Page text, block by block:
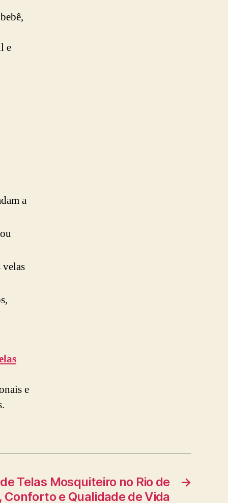
e
a
e
→
Telas Mosquiteiro no Rio de
Conforto e Qualidade de Vida